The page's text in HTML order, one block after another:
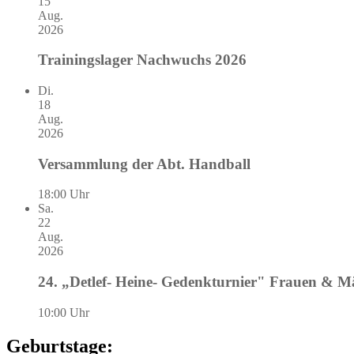
Aug.
2026
Trainingslager Nachwuchs 2026
Di.
18
Aug.
2026
Versammlung der Abt. Handball
18:00 Uhr
Sa.
22
Aug.
2026
24. „Detlef- Heine- Gedenkturnier" Frauen &
10:00 Uhr
Geburtstage: